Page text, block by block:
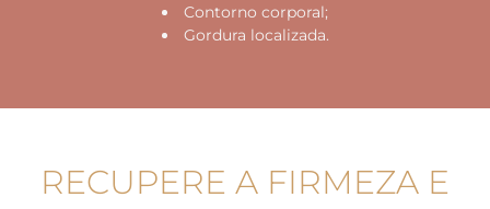
Contorno corporal;
Gordura localizada.
RECUPERE A FIRMEZA E